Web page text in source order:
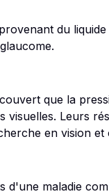
du
que la
visuelles. Leurs
en vision et
d'une maladie